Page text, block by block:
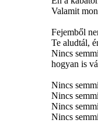
Valamit
Fejemből
Te aludtál,
Nincs
hogyan is
Nincs
Nincs
Nincs
Nincs